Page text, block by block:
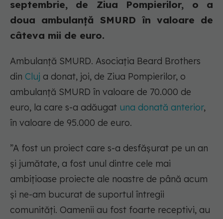
septembrie, de Ziua Pompierilor, o a
doua ambulanţă SMURD în valoare de
câteva mii de euro.
Ambulanță SMURD. Asociaţia Beard Brothers
din Cluj a donat, joi, de Ziua Pompierilor, o
ambulanţă SMURD în valoare de 70.000 de
euro, la care s-a adăugat una donată anterior,
în valoare de 95.000 de euro.
”A fost un proiect care s-a desfăşurat pe un an
şi jumătate, a fost unul dintre cele mai
ambiţioase proiecte ale noastre de până acum
şi ne-am bucurat de suportul întregii
comunităţi. Oamenii au fost foarte receptivi, au